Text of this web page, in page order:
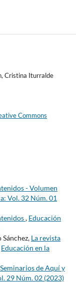
Cristina Iturralde
Commons
- Volumen
Vol. 32 Núm. 01
, Educación
La revista
Educación en la
de Aquí y
29 Núm. 02 (2023)